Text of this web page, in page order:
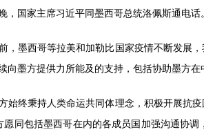
国家主席习近平同墨西哥总统洛佩斯通电话
墨西哥等拉美和加勒比国家疫情不断发展，
向墨方提供力所能及的支持，包括协助墨方
终秉持人类命运共同体理念，积极开展抗疫
愿同包括墨西哥在内的各成员国加强沟通协